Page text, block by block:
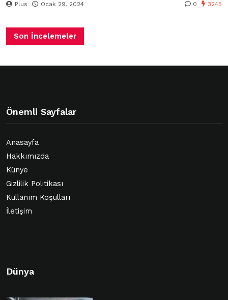
Plus Ocak 29, 2024 0 3245
Son İncelemeler
Önemli Sayfalar
Anasayfa
Hakkımızda
Künye
Gizlilik Politikası
Kullanım Koşulları
İletişim
Dünya